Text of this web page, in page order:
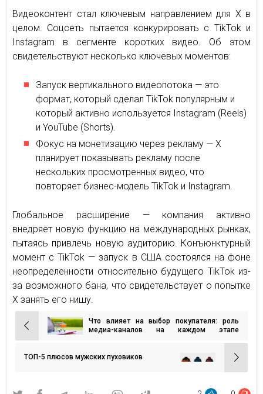
Видеоконтент стал ключевым направлением для X в
целом. Соцсеть пытается конкурировать с TikTok и
Instagram в сегменте коротких видео. Об этом
свидетельствуют несколько ключевых моментов:
Запуск вертикального видеопотока — это
формат, который сделал TikTok популярным и
который активно используется Instagram (Reels)
и YouTube (Shorts).
Фокус на монетизацию через рекламу — X
планирует показывать рекламу после
нескольких просмотренных видео, что
повторяет бизнес-модель TikTok и Instagram.
Глобальное расширение — компания активно
внедряет новую функцию на международных рынках,
пытаясь привлечь новую аудиторию. Конъюнктурный
момент с TikTok — запуск в США состоялся на фоне
неопределенности относительно будущего TikTok из-
за возможного бана, что свидетельствует о попытке
X занять его нишу.
Навигация
по
записям
Что влияет на выбор покупателя: роль
медиа-каналов на каждом этапе
ТОП-5 плюсов мужских пуховиков